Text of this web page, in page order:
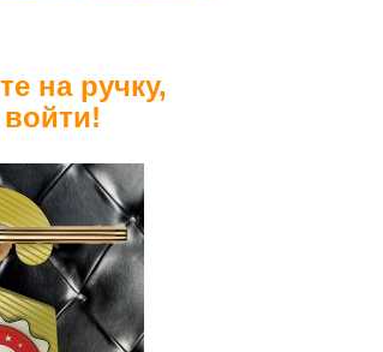
на ручку,